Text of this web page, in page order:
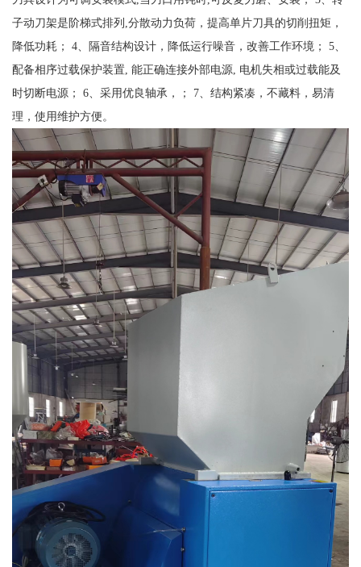
子动刀架是阶梯式排列,分散动力负荷，提高单片刀具的切削扭矩，
降低功耗； 4、隔音结构设计，降低运行噪音，改善工作环境； 5、
配备相序过载保护装置, 能正确连接外部电源, 电机失相或过载能及
时切断电源； 6、采用优良轴承，； 7、结构紧凑，不藏料，易清
理，使用维护方便。